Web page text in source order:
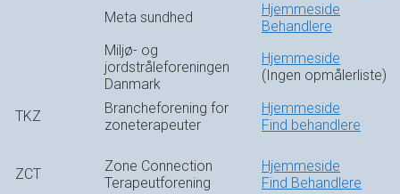
Meta sundhed
Hjemmeside
Behandlere
Miljø- og
jordstråleforeningen
Danmark
Hjemmeside
(Ingen opmålerliste)
TKZ
Brancheforening for
zoneterapeuter
Hjemmeside
Find behandlere
ZCT
Zone Connection
Terapeutforening
Hjemmeside
Find Behandlere